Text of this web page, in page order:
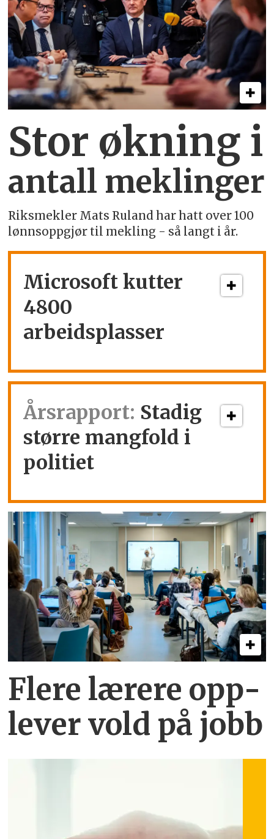
Stor økning i
antall meklinger
Riksmekler Mats Ruland har hatt over 100
lønnsoppgjør til mekling - så langt i år.
Microsoft kutter
4800
arbeidsplasser
Årsrapport: Stadig
større mangfold i
politiet
Flere lærere opp­
lever vold på jobb